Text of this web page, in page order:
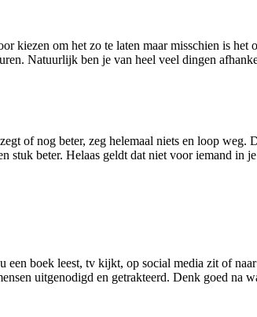
kiezen om het zo te laten maar misschien is
Natuurlijk ben je van heel veel dingen
of nog beter, zeg helemaal niets en loop weg.
beter. Helaas geldt dat niet voor iemand in
boek leest, tv kijkt, op social media zit of
uitgenodigd en getrakteerd. Denk goed na